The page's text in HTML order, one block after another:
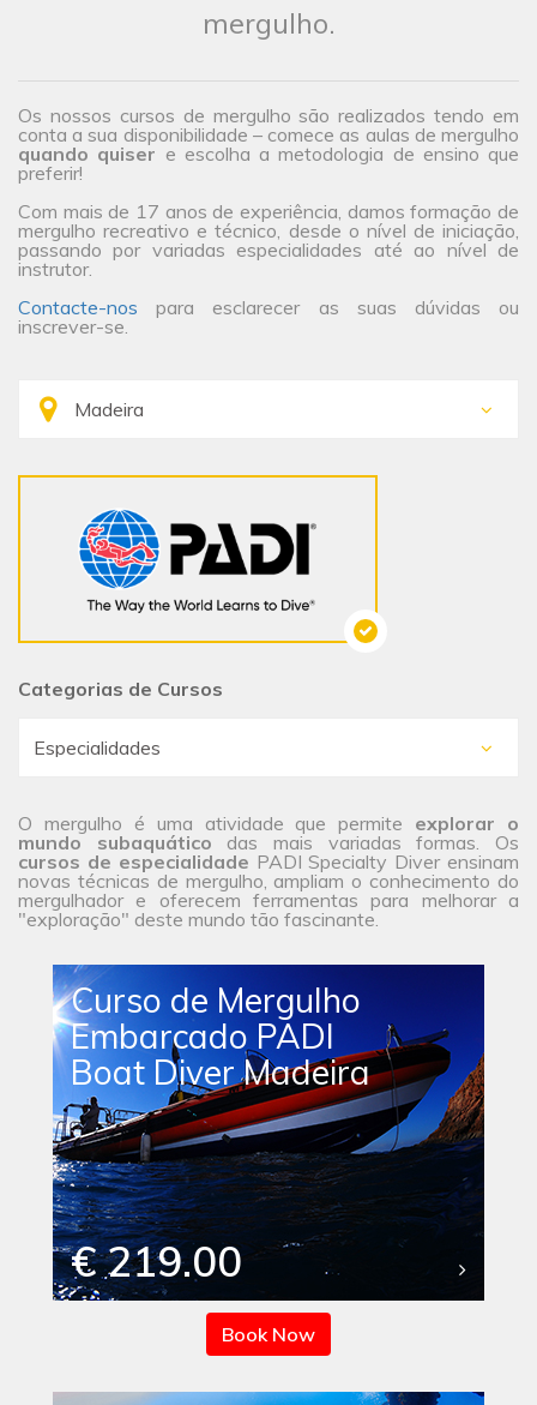
mergulho.
Os nossos cursos de mergulho são realizados tendo em
conta a sua disponibilidade – comece as aulas de mergulho
quando quiser e escolha a metodologia de ensino que
preferir!
Com mais de 17 anos de experiência, damos formação de
mergulho recreativo e técnico, desde o nível de iniciação,
passando por variadas especialidades até ao nível de
instrutor.
Contacte-nos para esclarecer as suas dúvidas ou
inscrever-se.
Categorias de Cursos
O mergulho é uma atividade que permite explorar o
mundo subaquático das mais variadas formas. Os
cursos de especialidade PADI Specialty Diver ensinam
novas técnicas de mergulho, ampliam o conhecimento do
mergulhador e oferecem ferramentas para melhorar a
"exploração" deste mundo tão fascinante.
Curso de Mergulho
Embarcado PADI
Boat Diver Madeira
€ 219.00
Book Now